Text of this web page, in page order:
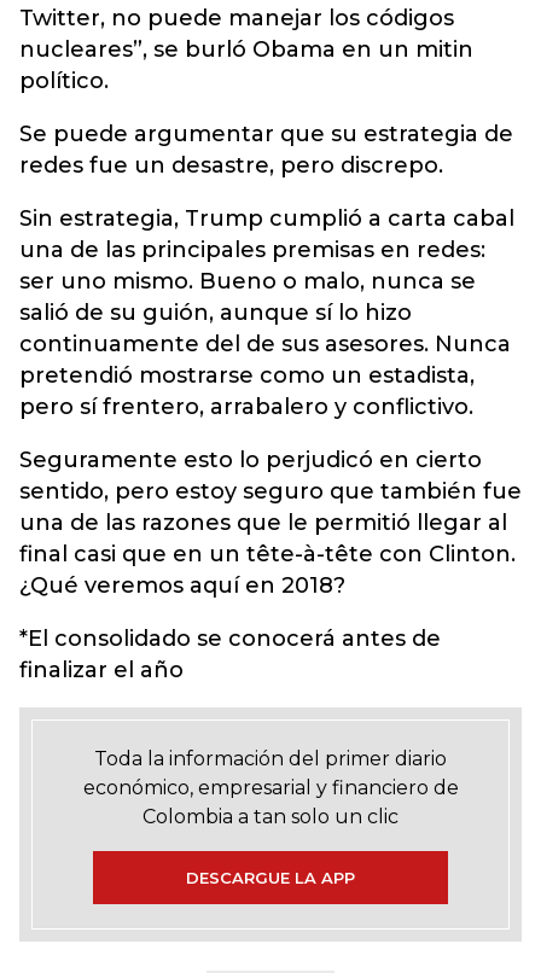
Twitter, no puede manejar los códigos
nucleares”, se burló Obama en un mitin
político.
Se puede argumentar que su estrategia de
redes fue un desastre, pero discrepo.
Sin estrategia, Trump cumplió a carta cabal
una de las principales premisas en redes:
ser uno mismo. Bueno o malo, nunca se
salió de su guión, aunque sí lo hizo
continuamente del de sus asesores. Nunca
pretendió mostrarse como un estadista,
pero sí frentero, arrabalero y conflictivo.
Seguramente esto lo perjudicó en cierto
sentido, pero estoy seguro que también fue
una de las razones que le permitió llegar al
final casi que en un tête-à-tête con Clinton.
¿Qué veremos aquí en 2018?
*El consolidado se conocerá antes de
finalizar el año
Toda la información del primer diario
económico, empresarial y financiero de
Colombia a tan solo un clic
DESCARGUE LA APP